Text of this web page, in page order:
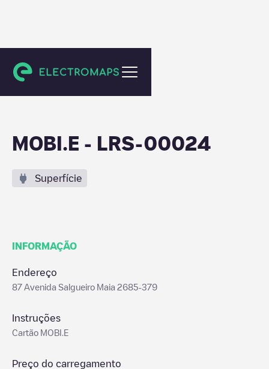
Prior Velho
MOBI.E - LRS-00024
Superfície
INFORMAÇÃO
Endereço
87 Avenida Salgueiro Maia 2685-379
Instruções
Cartão MOBI.E
Preço do carregamento